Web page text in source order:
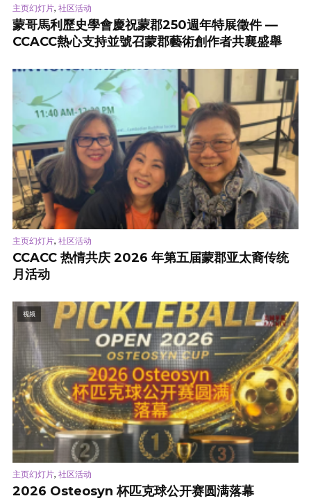
主页幻灯片, 社区活动
蒙哥馬利歷史學會慶祝蒙郡250週年特展徵件 —
CCACC熱心支持並號召蒙郡藝術創作者共襄盛舉
主页幻灯片, 社区活动
CCACC 热情共庆 2026 年第五届蒙郡亚太裔传统
月活动
视频
主页幻灯片, 社区活动
2026 Osteosyn 杯匹克球公开赛圆满落幕